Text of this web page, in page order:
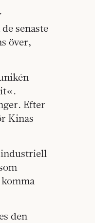
senaste
över,
Efter
Kinas
industriell
den